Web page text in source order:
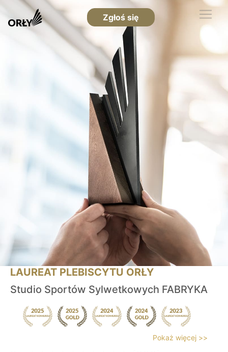
Zgłoś się
LAUREAT PLEBISCYTU ORŁY
Studio Sportów Sylwetkowych FABRYKA
Pokaż więcej >>